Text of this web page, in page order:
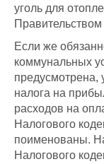
уголь для
Если же
коммунальных
предусмотрена,
налога на
расходов на
Налогового
поименованы.
Налогового